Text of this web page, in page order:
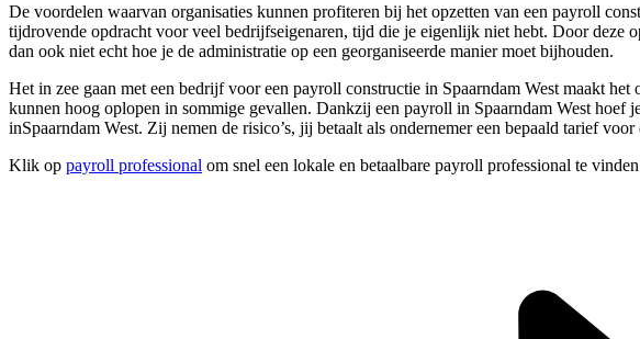
De voordelen waarvan organisaties kunnen profiteren bij het opzetten van een payroll
tijdrovende opdracht voor veel bedrijfseigenaren, tijd die je eigenlijk niet hebt. Door deze
dan ook niet echt hoe je de administratie op een georganiseerde manier moet bijhouden.
Het in zee gaan met een bedrijf voor een payroll constructie in Spaarndam West maakt
kunnen hoog oplopen in sommige gevallen. Dankzij een payroll in Spaarndam West
inSpaarndam West. Zij nemen de risico’s, jij betaalt als ondernemer een bepaald tarief voor
Klik op payroll professional om snel een lokale en betaalbare payroll professional te